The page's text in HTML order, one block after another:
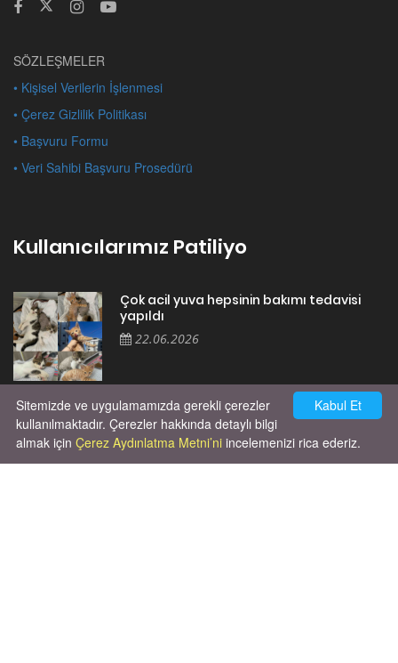
SÖZLEŞMELER
• Kişisel Verilerin İşlenmesi
• Çerez Gizlilik Politikası
• Başvuru Formu
• Veri Sahibi Başvuru Prosedürü
Kullanıcılarımız Patiliyo
Çok acil yuva hepsinin bakımı tedavisi
yapıldı
22.06.2026
Cok huysal asla tırmalama huyu yok yeni
kısırlastırdım tuvalet egitimi de var
kumundan baska yere ya...
02.03.2026
Kabul Et
Sitemizde ve uygulamamızda gerekli çerezler
kullanılmaktadır. Çerezler hakkında detaylı bilgi
almak için Çerez Aydınlatma Metni’ni incelemenizi rica ederiz.